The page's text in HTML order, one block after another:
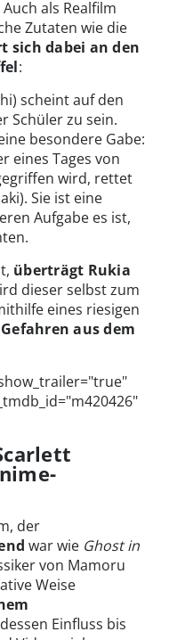
als Realfilm
Zutaten wie die
sich dabei an den
:
scheint auf den
Schüler zu sein.
besondere Gabe:
eines Tages von
wird, rettet
Sie ist eine
Aufgabe es ist,
überträgt Rukia
dieser selbst zum
eines riesigen
Gefahren aus dem
der
war wie Ghost in
von Mamoru
Weise
Einfluss bis